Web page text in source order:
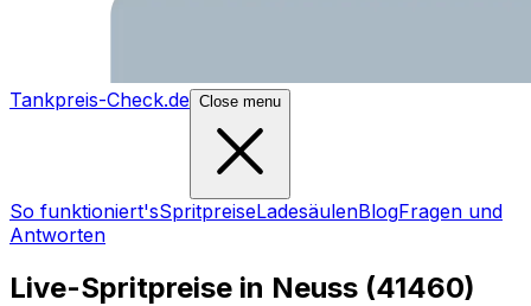
Tankpreis-Check.de Close menu
So funktioniert'sSpritpreiseLadesäulenBlogFragen und
Antworten
Live-Spritpreise in Neuss (41460)